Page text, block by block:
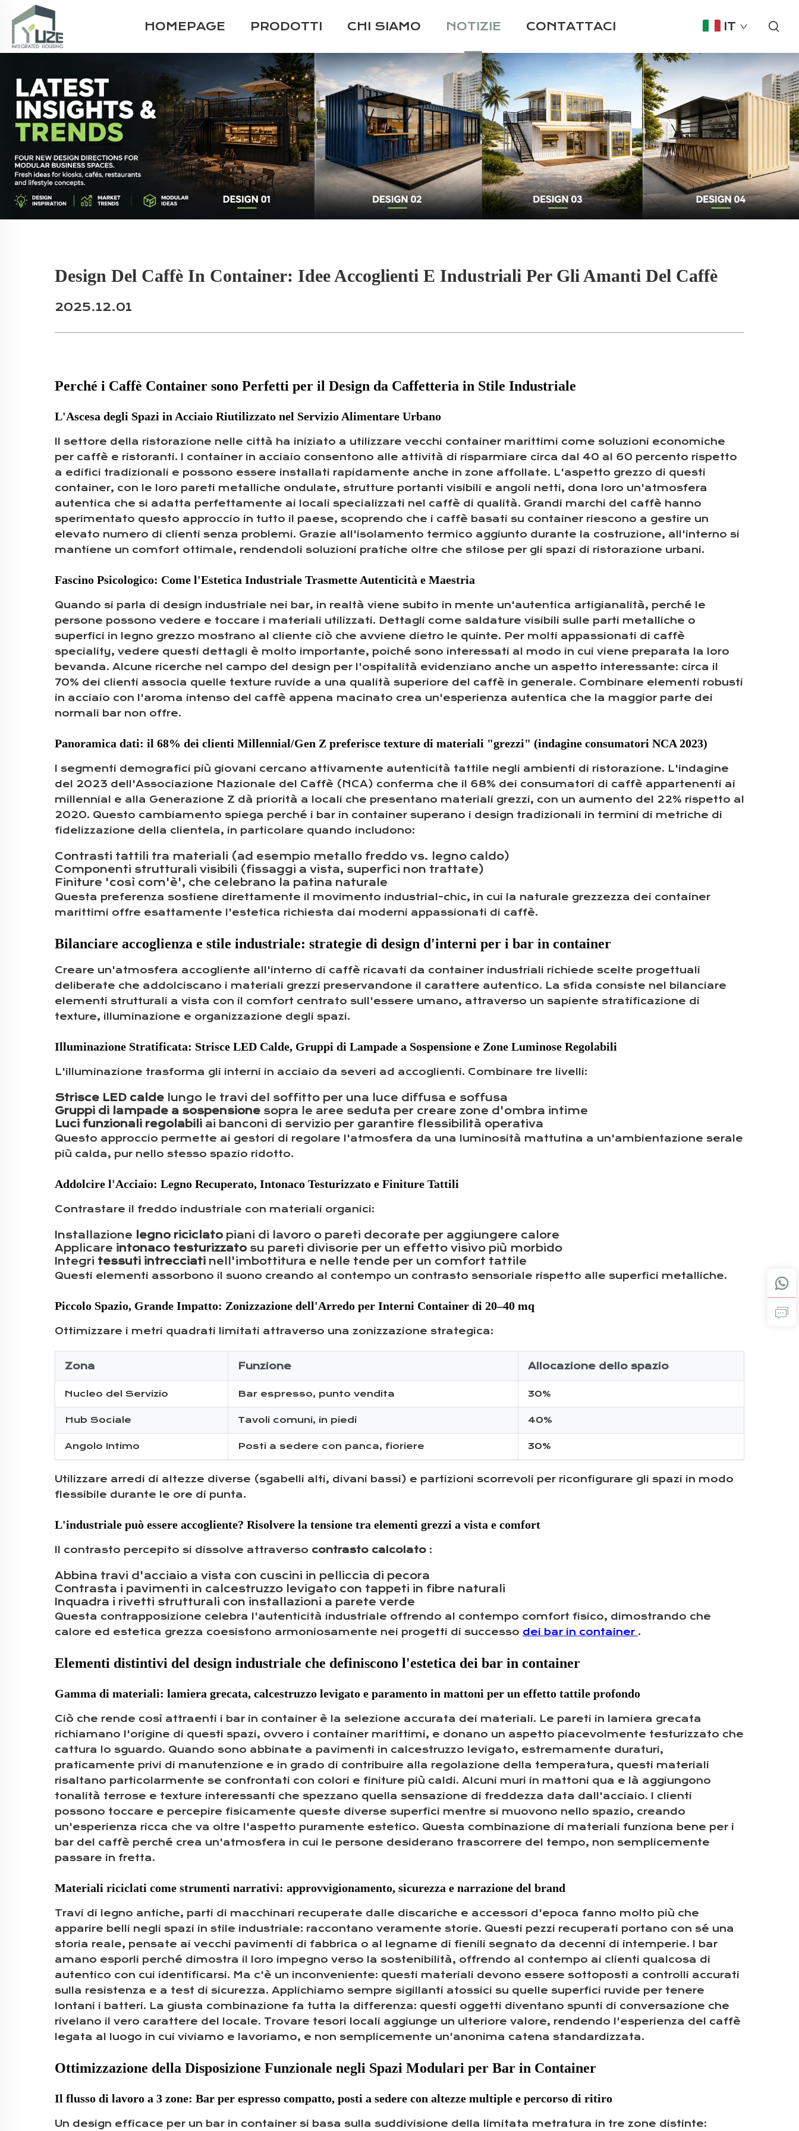
HOMEPAGE PRODOTTI CHI SIAMO NOTIZIE CONTATTACI IT
Design Del Caffè In Container: Idee Accoglienti E Industriali Per Gli Amanti Del Caffè
2025.12.01
Perché i Caffè Container sono Perfetti per il Design da Caffetteria in Stile Industriale
L'Ascesa degli Spazi in Acciaio Riutilizzato nel Servizio Alimentare Urbano
Il settore della ristorazione nelle città ha iniziato a utilizzare vecchi container marittimi come soluzioni economiche
per caffè e ristoranti. I container in acciaio consentono alle attività di risparmiare circa dal 40 al 60 percento rispetto
a edifici tradizionali e possono essere installati rapidamente anche in zone affollate. L'aspetto grezzo di questi
container, con le loro pareti metalliche ondulate, strutture portanti visibili e angoli netti, dona loro un'atmosfera
autentica che si adatta perfettamente ai locali specializzati nel caffè di qualità. Grandi marchi del caffè hanno
sperimentato questo approccio in tutto il paese, scoprendo che i caffè basati su container riescono a gestire un
elevato numero di clienti senza problemi. Grazie all'isolamento termico aggiunto durante la costruzione, all'interno si
mantiene un comfort ottimale, rendendoli soluzioni pratiche oltre che stilose per gli spazi di ristorazione urbani.
Fascino Psicologico: Come l'Estetica Industriale Trasmette Autenticità e Maestria
Quando si parla di design industriale nei bar, in realtà viene subito in mente un'autentica artigianalità, perché le
persone possono vedere e toccare i materiali utilizzati. Dettagli come saldature visibili sulle parti metalliche o
superfici in legno grezzo mostrano al cliente ciò che avviene dietro le quinte. Per molti appassionati di caffè
speciality, vedere questi dettagli è molto importante, poiché sono interessati al modo in cui viene preparata la loro
bevanda. Alcune ricerche nel campo del design per l'ospitalità evidenziano anche un aspetto interessante: circa il
70% dei clienti associa quelle texture ruvide a una qualità superiore del caffè in generale. Combinare elementi robusti
in acciaio con l'aroma intenso del caffè appena macinato crea un'esperienza autentica che la maggior parte dei
normali bar non offre.
Panoramica dati: il 68% dei clienti Millennial/Gen Z preferisce texture di materiali "grezzi" (indagine consumatori NCA 2023)
I segmenti demografici più giovani cercano attivamente autenticità tattile negli ambienti di ristorazione. L'indagine
del 2023 dell'Associazione Nazionale del Caffè (NCA) conferma che il 68% dei consumatori di caffè appartenenti ai
millennial e alla Generazione Z dà priorità a locali che presentano materiali grezzi, con un aumento del 22% rispetto al
2020. Questo cambiamento spiega perché i bar in container superano i design tradizionali in termini di metriche di
fidelizzazione della clientela, in particolare quando includono:
Contrasti tattili tra materiali (ad esempio metallo freddo vs. legno caldo)
Componenti strutturali visibili (fissaggi a vista, superfici non trattate)
Finiture 'così com'è', che celebrano la patina naturale
Questa preferenza sostiene direttamente il movimento industrial-chic, in cui la naturale grezzezza dei container
marittimi offre esattamente l'estetica richiesta dai moderni appassionati di caffè.
Bilanciare accoglienza e stile industriale: strategie di design d'interni per i bar in container
Creare un'atmosfera accogliente all'interno di caffè ricavati da container industriali richiede scelte progettuali
deliberate che addolciscano i materiali grezzi preservandone il carattere autentico. La sfida consiste nel bilanciare
elementi strutturali a vista con il comfort centrato sull'essere umano, attraverso un sapiente stratificazione di
texture, illuminazione e organizzazione degli spazi.
Illuminazione Stratificata: Strisce LED Calde, Gruppi di Lampade a Sospensione e Zone Luminose Regolabili
L'illuminazione trasforma gli interni in acciaio da severi ad accoglienti. Combinare tre livelli:
Strisce LED calde lungo le travi del soffitto per una luce diffusa e soffusa
Gruppi di lampade a sospensione sopra le aree seduta per creare zone d'ombra intime
Luci funzionali regolabili ai banconi di servizio per garantire flessibilità operativa
Questo approccio permette ai gestori di regolare l'atmosfera da una luminosità mattutina a un'ambientazione serale
più calda, pur nello stesso spazio ridotto.
Addolcire l'Acciaio: Legno Recuperato, Intonaco Testurizzato e Finiture Tattili
Contrastare il freddo industriale con materiali organici:
Installazione legno riciclato piani di lavoro o pareti decorate per aggiungere calore
Applicare intonaco testurizzato su pareti divisorie per un effetto visivo più morbido
Integri tessuti intrecciati nell'imbottitura e nelle tende per un comfort tattile
Questi elementi assorbono il suono creando al contempo un contrasto sensoriale rispetto alle superfici metalliche.
Piccolo Spazio, Grande Impatto: Zonizzazione dell'Arredo per Interni Container di 20–40 mq
Ottimizzare i metri quadrati limitati attraverso una zonizzazione strategica:
Zona Funzione Allocazione dello spazio
Nucleo del Servizio Bar espresso, punto vendita 30%
Hub Sociale Tavoli comuni, in piedi 40%
Angolo Intimo Posti a sedere con panca, fioriere 30%
Utilizzare arredi di altezze diverse (sgabelli alti, divani bassi) e partizioni scorrevoli per riconfigurare gli spazi in modo
flessibile durante le ore di punta.
L'industriale può essere accogliente? Risolvere la tensione tra elementi grezzi a vista e comfort
Il contrasto percepito si dissolve attraverso contrasto calcolato :
Abbina travi d'acciaio a vista con cuscini in pelliccia di pecora
Contrasta i pavimenti in calcestruzzo levigato con tappeti in fibre naturali
Inquadra i rivetti strutturali con installazioni a parete verde
Questa contrapposizione celebra l'autenticità industriale offrendo al contempo comfort fisico, dimostrando che
calore ed estetica grezza coesistono armoniosamente nei progetti di successo dei bar in container .
Elementi distintivi del design industriale che definiscono l'estetica dei bar in container
Gamma di materiali: lamiera grecata, calcestruzzo levigato e paramento in mattoni per un effetto tattile profondo
Ciò che rende così attraenti i bar in container è la selezione accurata dei materiali. Le pareti in lamiera grecata
richiamano l'origine di questi spazi, ovvero i container marittimi, e donano un aspetto piacevolmente testurizzato che
cattura lo sguardo. Quando sono abbinate a pavimenti in calcestruzzo levigato, estremamente duraturi,
praticamente privi di manutenzione e in grado di contribuire alla regolazione della temperatura, questi materiali
risaltano particolarmente se confrontati con colori e finiture più caldi. Alcuni muri in mattoni qua e là aggiungono
tonalità terrose e texture interessanti che spezzano quella sensazione di freddezza data dall'acciaio. I clienti
possono toccare e percepire fisicamente queste diverse superfici mentre si muovono nello spazio, creando
un'esperienza ricca che va oltre l'aspetto puramente estetico. Questa combinazione di materiali funziona bene per i
bar del caffè perché crea un'atmosfera in cui le persone desiderano trascorrere del tempo, non semplicemente
passare in fretta.
Materiali riciclati come strumenti narrativi: approvvigionamento, sicurezza e narrazione del brand
Travi di legno antiche, parti di macchinari recuperate dalle discariche e accessori d'epoca fanno molto più che
apparire belli negli spazi in stile industriale: raccontano veramente storie. Questi pezzi recuperati portano con sé una
storia reale, pensate ai vecchi pavimenti di fabbrica o al legname di fienili segnato da decenni di intemperie. I bar
amano esporli perché dimostra il loro impegno verso la sostenibilità, offrendo al contempo ai clienti qualcosa di
autentico con cui identificarsi. Ma c'è un inconveniente: questi materiali devono essere sottoposti a controlli accurati
sulla resistenza e a test di sicurezza. Applichiamo sempre sigillanti atossici su quelle superfici ruvide per tenere
lontani i batteri. La giusta combinazione fa tutta la differenza: questi oggetti diventano spunti di conversazione che
rivelano il vero carattere del locale. Trovare tesori locali aggiunge un ulteriore valore, rendendo l'esperienza del caffè
legata al luogo in cui viviamo e lavoriamo, e non semplicemente un'anonima catena standardizzata.
Ottimizzazione della Disposizione Funzionale negli Spazi Modulari per Bar in Container
Il flusso di lavoro a 3 zone: Bar per espresso compatto, posti a sedere con altezze multiple e percorso di ritiro
Un design efficace per un bar in container si basa sulla suddivisione della limitata metratura in tre zone distinte: